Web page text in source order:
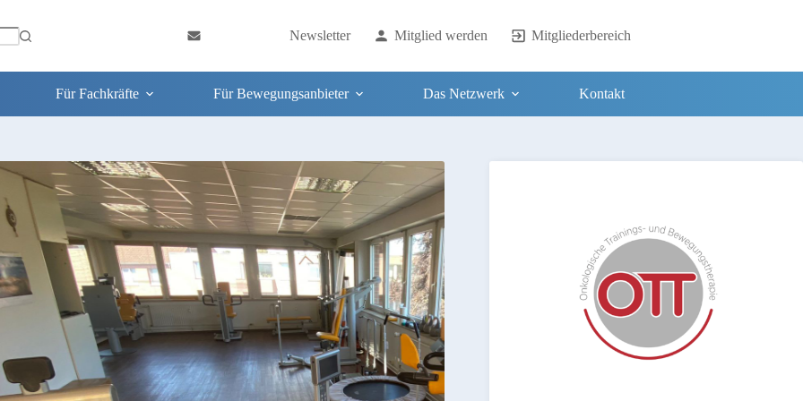
Newsletter Mitglied werden Mitgliederbereich
Für Fachkräfte Für Bewegungsanbieter Das Netzwerk Kontakt